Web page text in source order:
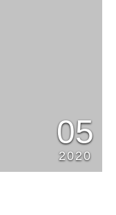
05
2020